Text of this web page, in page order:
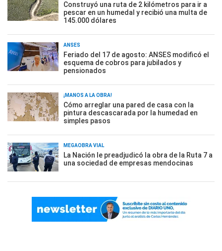
Construyó una ruta de 2 kilómetros para ir a
pescar en un humedal y recibió una multa de
145.000 dólares
ANSES
Feriado del 17 de agosto: ANSES modificó el
esquema de cobros para jubilados y
pensionados
¡MANOS A LA OBRA!
Cómo arreglar una pared de casa con la
pintura descascarada por la humedad en
simples pasos
MEGAOBRA VIAL
La Nación le preadjudicó la obra de la Ruta 7 a
una sociedad de empresas mendocinas